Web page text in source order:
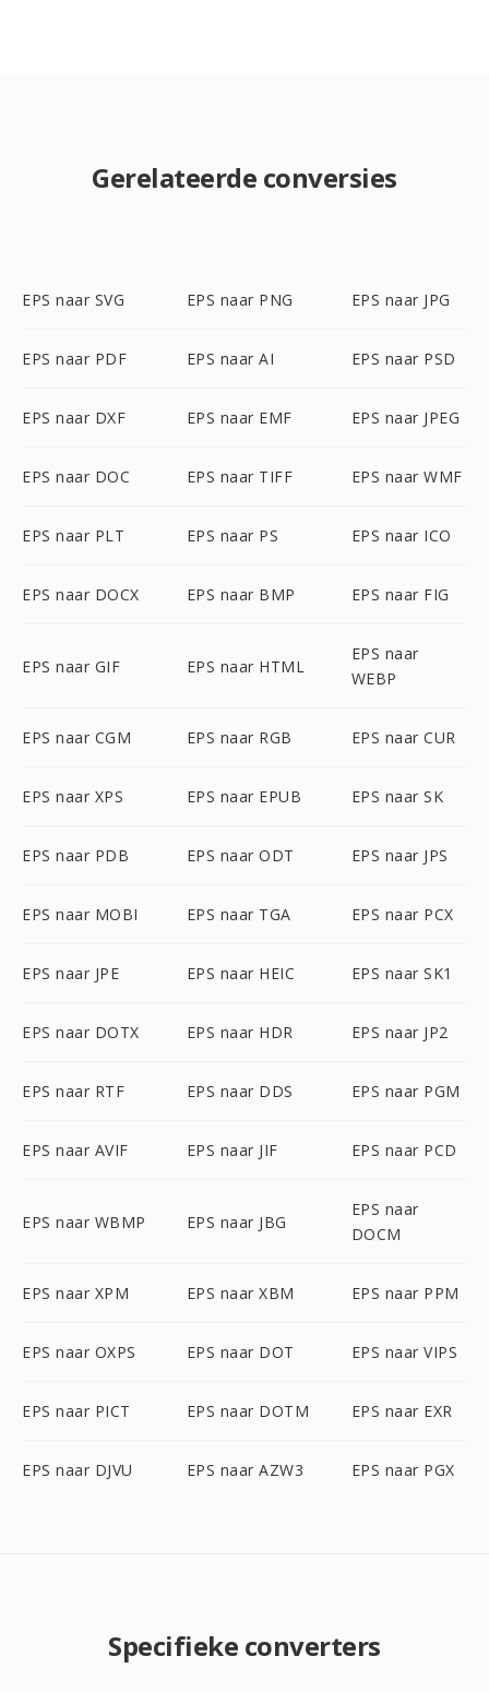
Gerelateerde conversies
EPS naar SVG EPS naar PNG EPS naar JPG
EPS naar PDF EPS naar AI EPS naar PSD
EPS naar DXF EPS naar EMF EPS naar JPEG
EPS naar DOC EPS naar TIFF EPS naar WMF
EPS naar PLT EPS naar PS EPS naar ICO
EPS naar DOCX EPS naar BMP EPS naar FIG
EPS naar GIF EPS naar HTML
EPS naar
WEBP
EPS naar CGM EPS naar RGB EPS naar CUR
EPS naar XPS EPS naar EPUB EPS naar SK
EPS naar PDB EPS naar ODT EPS naar JPS
EPS naar MOBI EPS naar TGA EPS naar PCX
EPS naar JPE EPS naar HEIC EPS naar SK1
EPS naar DOTX EPS naar HDR EPS naar JP2
EPS naar RTF EPS naar DDS EPS naar PGM
EPS naar AVIF EPS naar JIF EPS naar PCD
EPS naar WBMP EPS naar JBG
EPS naar
DOCM
EPS naar XPM EPS naar XBM EPS naar PPM
EPS naar OXPS EPS naar DOT EPS naar VIPS
EPS naar PICT EPS naar DOTM EPS naar EXR
EPS naar DJVU EPS naar AZW3 EPS naar PGX
Specifieke converters